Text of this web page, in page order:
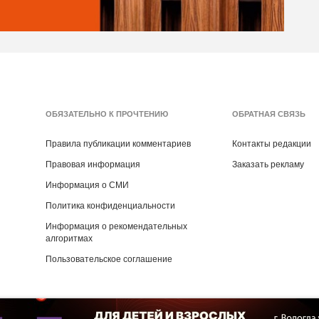
ОБЯЗАТЕЛЬНО К ПРОЧТЕНИЮ
Правила публикации комментариев
Правовая информация
Информация о СМИ
Политика конфиденциальности
Информация о рекомендательных
алгоритмах
Пользовательское соглашение
ОБРАТНАЯ СВЯЗЬ
Контакты редакции
Заказать рекламу